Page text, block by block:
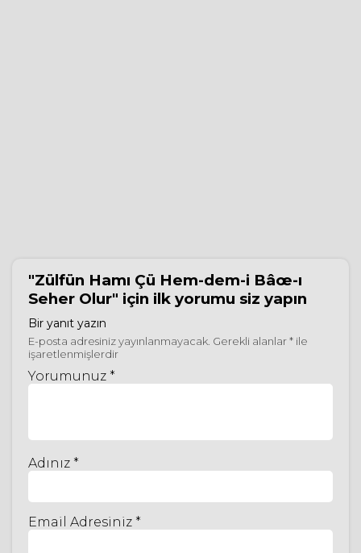
"Zülfün Hamı Çü Hem-dem-i Bâœ-ı
Seher Olur" için ilk yorumu siz yapın
Bir yanıt yazın
E-posta adresiniz yayınlanmayacak. Gerekli alanlar* ile
işaretlenmişlerdir
Yorumunuz *
Adınız *
Email Adresiniz *